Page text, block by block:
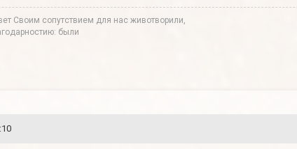
Своим сопутствием для нас животворили,
были